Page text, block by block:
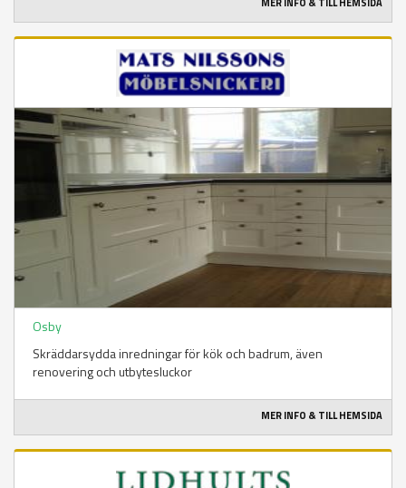
Osby
Skräddarsydda inredningar för kök och badrum, även
renovering och utbytesluckor
MER INFO & TILL HEMSIDA